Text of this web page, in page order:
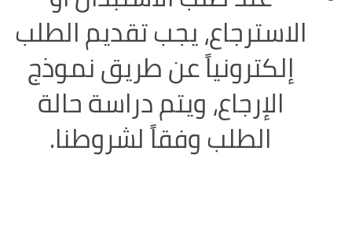
الاسترجاع، يجب تقديم الطلب
إلكترونياً عن طريق نموذج
الإرجاع، ويتم دراسة حالة
الطلب وفقاً لشروطنا.